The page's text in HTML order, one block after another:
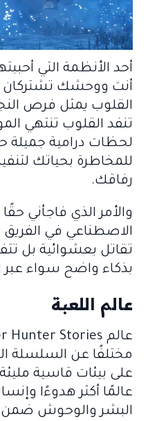
أحد الأنظمة التي
أنت ووحشك
القلوب يمثل فرص
تنفد القلوب تنتهي
لحظات درامية جميلة
للمخاطرة بحياتك
رفاقك.
والأمر الذي فاجأني
الاصطناعي في
تقاتل بعشوائية بل
بذكاء واضح سواء عبر
عالم اللعبة
عالم Hunter Stories
مختلفًا عن السلسلة
على بيئات قاسية
عالمًا أكثر هدوءًا
البشر والوحوش ضمن